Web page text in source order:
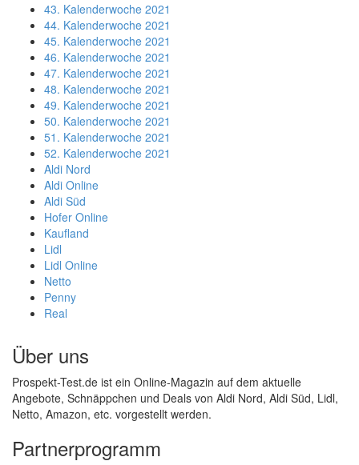
43. Kalenderwoche 2021
44. Kalenderwoche 2021
45. Kalenderwoche 2021
46. Kalenderwoche 2021
47. Kalenderwoche 2021
48. Kalenderwoche 2021
49. Kalenderwoche 2021
50. Kalenderwoche 2021
51. Kalenderwoche 2021
52. Kalenderwoche 2021
Aldi Nord
Aldi Online
Aldi Süd
Hofer Online
Kaufland
Lidl
Lidl Online
Netto
Penny
Real
Über uns
Prospekt-Test.de ist ein Online-Magazin auf dem aktuelle
Angebote, Schnäppchen und Deals von Aldi Nord, Aldi Süd, Lidl,
Netto, Amazon, etc. vorgestellt werden.
Partnerprogramm